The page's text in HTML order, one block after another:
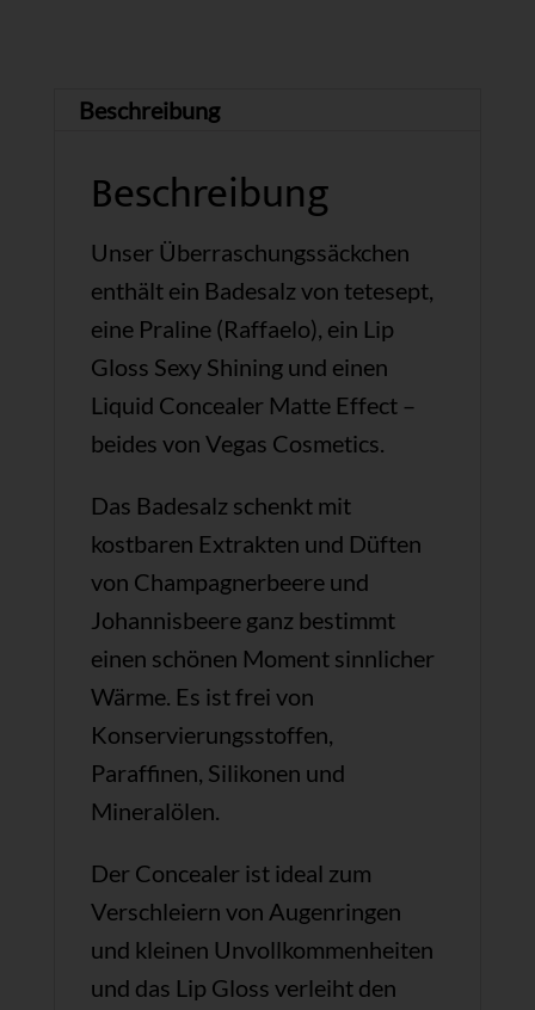
Beschreibung
Beschreibung
Unser Überraschungssäckchen
enthält ein Badesalz von tetesept,
eine Praline (Raffaelo), ein Lip
Gloss Sexy Shining und einen
Liquid Concealer Matte Effect –
beides von Vegas Cosmetics.
Das Badesalz schenkt mit
kostbaren Extrakten und Düften
von Champagnerbeere und
Johannisbeere ganz bestimmt
einen schönen Moment sinnlicher
Wärme. Es ist frei von
Konservierungsstoffen,
Paraffinen, Silikonen und
Mineralölen.
Der Concealer ist ideal zum
Verschleiern von Augenringen
und kleinen Unvollkommenheiten
und das Lip Gloss verleiht den